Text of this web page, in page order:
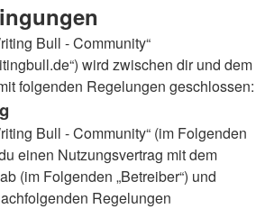
Bull - Community“
wird zwischen dir und dem
folgenden Regelungen geschlossen:
Bull - Community“ (im Folgenden
einen Nutzungsvertrag mit dem
(im Folgenden „Betreiber“) und
Regelungen